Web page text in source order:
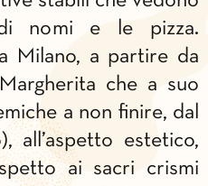
nomi e le pizza.
Milano, a partire da
che a suo
a non finire, dal
all’aspetto estetico,
ai sacri crismi